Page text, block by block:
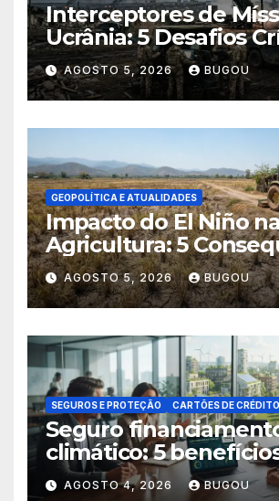
Interceptores de
Ucrânia: 5 Desafios
AGOSTO 5, 2026 BUGOU
GEOPOLÍTICA E ATUALIDADES
Impacto do El Niño
Agricultura: 5
Críticas
AGOSTO 5, 2026 BUGOU
SEGUROS E PROTEÇÃO CARTÕES DE CRÉDITO
Seguro
climático: 5
essenciais
AGOSTO 4, 2026 BUGOU